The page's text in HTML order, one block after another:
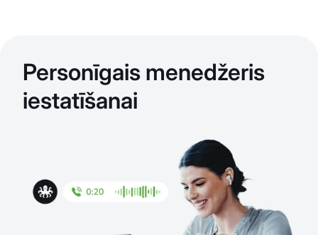
Personīgais menedžeris
iestatīšanai